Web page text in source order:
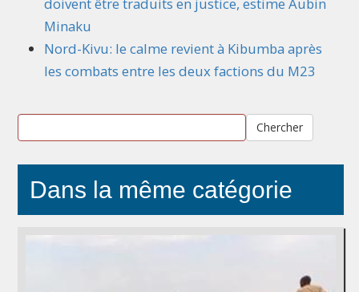
Minaku
Nord-Kivu: le calme revient à Kibumba après
les combats entre les deux factions du M23
Chercher
Dans la même catégorie